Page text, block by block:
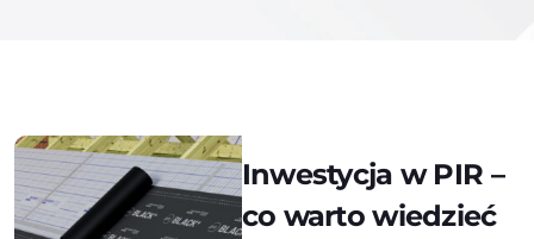
Inwestycja w PIR –
co warto wiedzieć